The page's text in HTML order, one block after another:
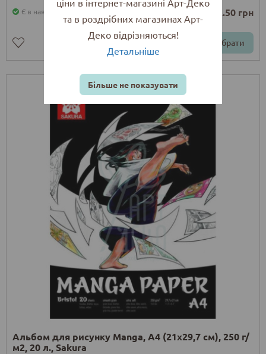
Є в наявності від 142.50 грн
Обрати
Альбом для рисунку Manga, А4 (21х29,7 см), 250 г/
м2, 20 л., Sakura
ціни в інтернет-магазині Арт-Деко
та в роздрібних магазинах Арт-
Деко відрізняються!
Детальніше
Більше не показувати